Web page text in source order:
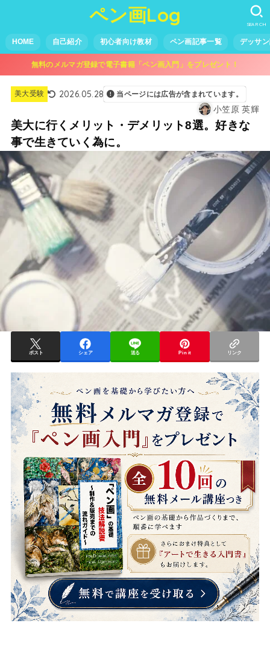
ペン画Log
HOME 自己紹介 初心者向け教材 ペン画記事一覧 デッサ
SEARCH
無料のメルマガ登録で電子書籍「ペン画入門」をプレゼント！
美大受験 2026.05.28 当ページには広告が含まれています。
小笠原 英輝
美大に行くメリット・デメリット8選。好きな
事で生きていく為に。
ポスト シェア 送る Pin it リンク